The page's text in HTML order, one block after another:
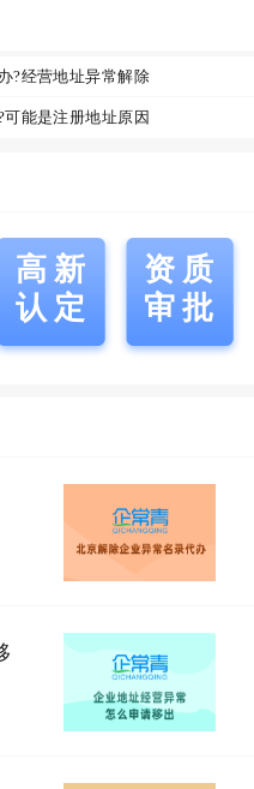
?经营地址异常解除
能是注册地址原因
高新
认定
资质
审批